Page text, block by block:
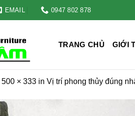
EMAIL 0947 802 878
TRANG CHỦ GIỚI
500 × 333 in Vị trí phong thủy đúng